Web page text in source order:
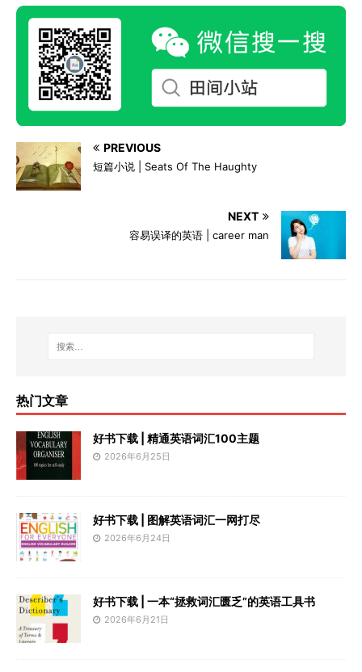
PREVIOUS
短篇小说 | Seats Of The Haughty
NEXT
容易误译的英语 | career man
热门文章
好书下载 | 精通英语词汇100主题
2026年6月25日
好书下载 | 图解英语词汇一网打尽
2026年6月24日
好书下载 | 一本“拯救词汇匮乏”的英语工具书
2026年6月21日